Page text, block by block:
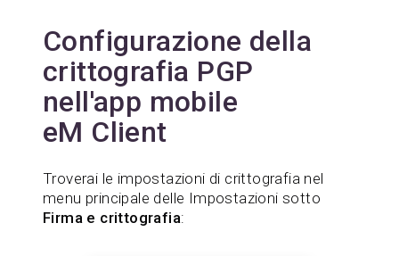
Configurazione della
crittografia PGP
nell'app mobile
eM Client
Troverai le impostazioni di crittografia nel
menu principale delle Impostazioni sotto
Firma e crittografia: